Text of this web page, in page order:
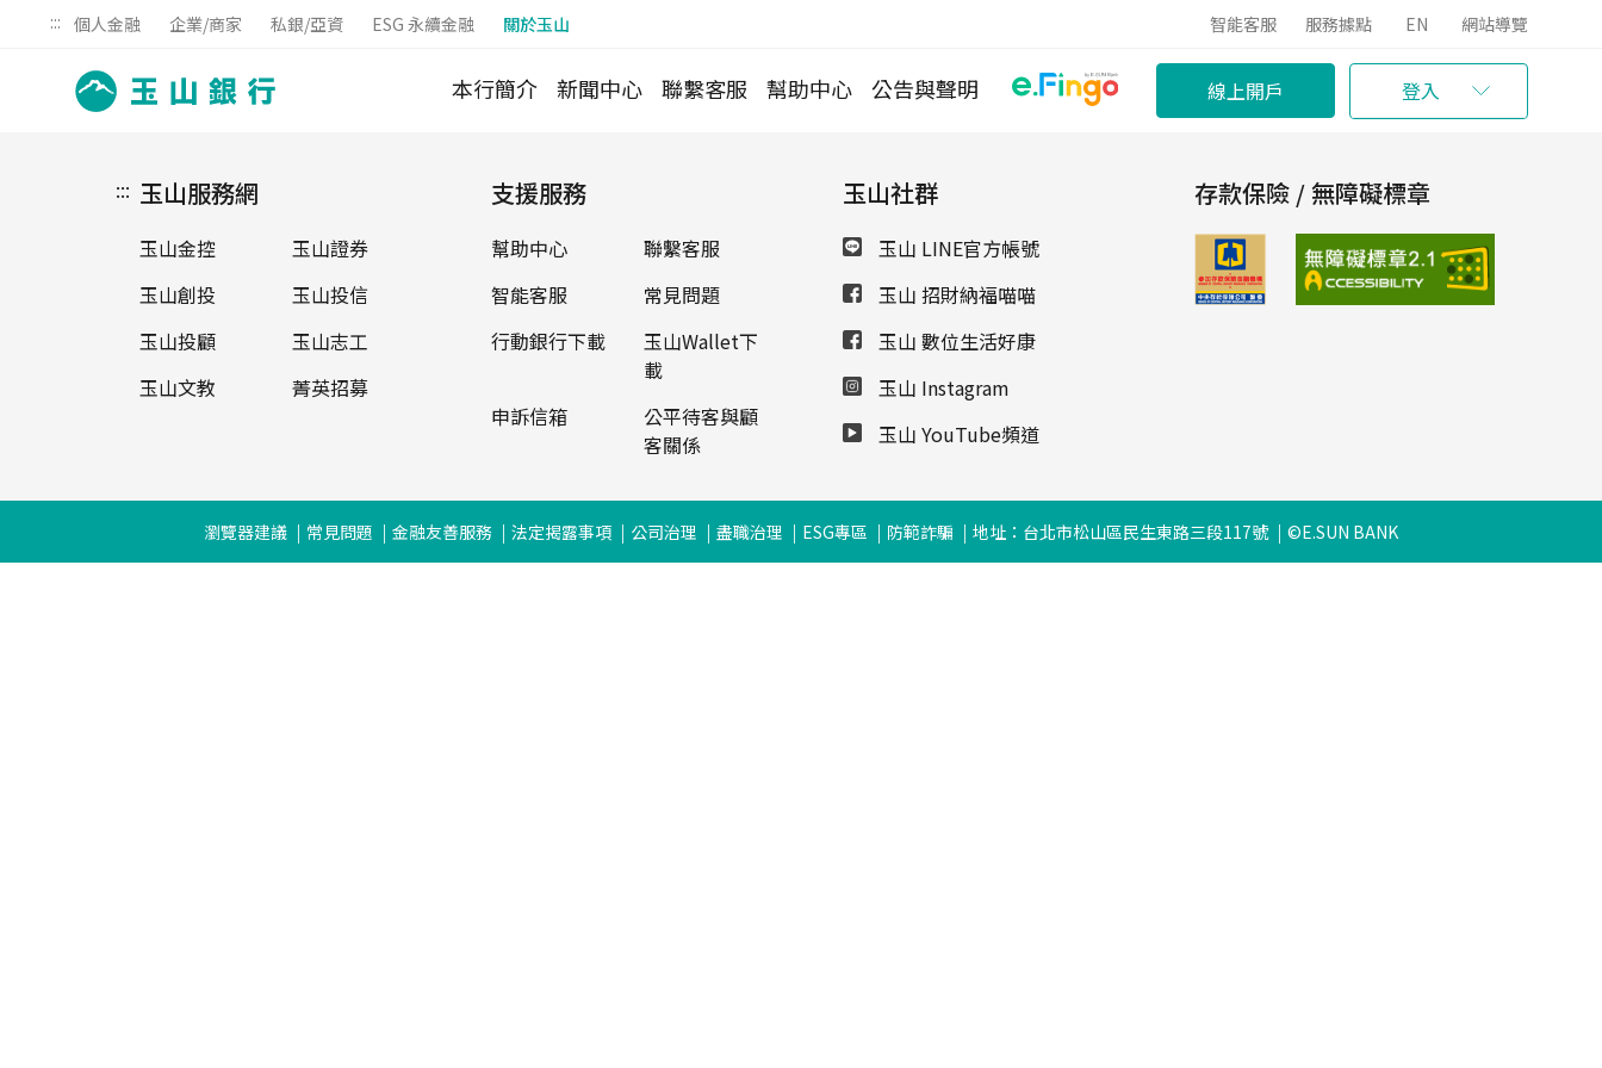
::: 個人金融 企業/商家 私銀/亞資 ESG 永續金融 關於玉山 智能客服 服務據點 EN 網站導覽
本行簡介 新聞中心 聯繫客服 幫助中心 公告與聲明 線上開戶 登入
::: 玉山服務網
玉山金控
玉山證券
玉山創投
玉山投信
玉山投顧
玉山志工
玉山文教
菁英招募
支援服務
幫助中心
聯繫客服
智能客服
常見問題
行動銀行下載
玉山Wallet下
載
申訴信箱
公平待客與顧
客關係
玉山社群
玉山 LINE官方帳號
玉山 招財納福喵喵
玉山 數位生活好康
玉山 Instagram
玉山 YouTube頻道
存款保險 / 無障礙標章
瀏覽器建議 常見問題 金融友善服務 法定揭露事項 公司治理 盡職治理 ESG專區 防範詐騙 地址：台北市松山區民生東路三段117號 ©E.SUN BANK